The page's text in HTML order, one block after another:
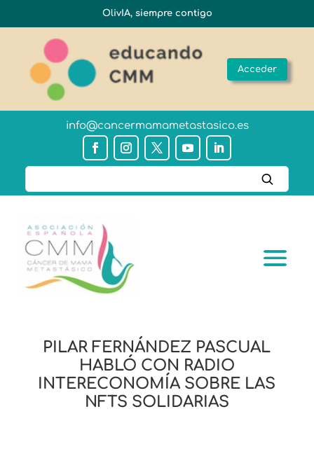
OlivIA, siempre contigo
Acceder
info@cancermamametastasico.es
PILAR FERNÁNDEZ PASCUAL
HABLÓ CON RADIO
INTERECONOMÍA SOBRE LAS
NFTS SOLIDARIAS